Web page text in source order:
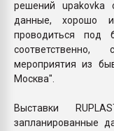
решений upakovka
данные, хорошо
проводиться под
соответственно,
мероприятия из
Москва".
Выставки
запланированные